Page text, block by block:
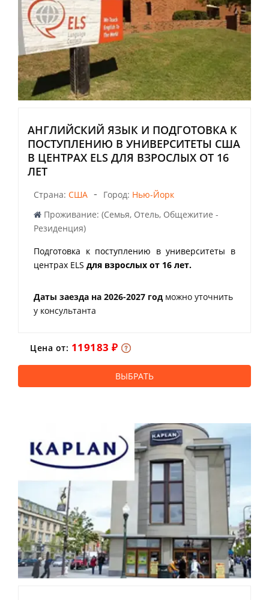
АНГЛИЙСКИЙ ЯЗЫК И ПОДГОТОВКА К
ПОСТУПЛЕНИЮ В УНИВЕРСИТЕТЫ США
В ЦЕНТРАХ ELS ДЛЯ ВЗРОСЛЫХ ОТ 16
ЛЕТ
Страна: США - Город: Нью-Йорк
Проживание: (Семья, Отель, Общежитие -
Резиденция)
Подготовка к поступлению в университеты в
центрах ELS для взрослых от 16 лет.
Даты заезда на 2026-2027 год можно уточнить
у консультанта
Цена от: 119183 ₽
ВЫБРАТЬ